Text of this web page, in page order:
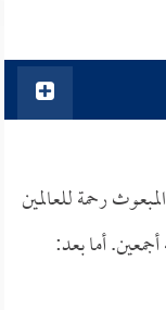
رحمة للعالمين
أما بعد: